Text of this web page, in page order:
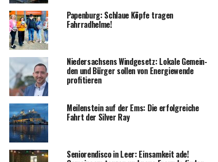
Papen­burg: Schlaue Köp­fe tra­gen
Fahrradhelme!
Nie­der­sach­sens Wind­ge­setz: Loka­le Gemein­
den und Bür­ger sol­len von Ener­gie­wen­de
profitieren
Mei­len­stein auf der Ems: Die erfolg­rei­che
Fahrt der Sil­ver Ray
Senio­ren­dis­co in Leer: Ein­sam­keit ade!